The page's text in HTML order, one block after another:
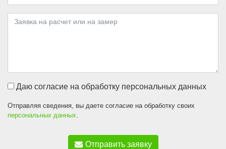
Даю согласие на обработку персональных данных
Отправляя сведения, вы даете согласие на обработку своих
персональных данных
Отправить заявку